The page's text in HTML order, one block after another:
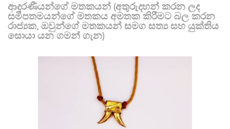
ආදරණීයන්ගේ මතකයන් (අතුරුදහන් කරන ලද
සමීපතමයන්ගේ මතකය අමතක කිරීමට බල කරන
රාජ්‍යක, ඔවුන්ගේ මතකයන් සමග සත්‍ය සහ යුක්තිය
සොයා යන ගමන් ගැන)